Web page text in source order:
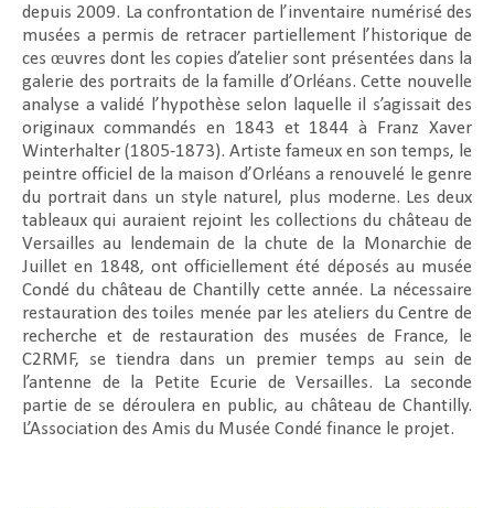
depuis 2009. La confrontation de l’inventaire numérisé des
musées a permis de retracer partiellement l’historique de
ces œuvres dont les copies d’atelier sont présentées dans la
galerie des portraits de la famille d’Orléans. Cette nouvelle
analyse a validé l’hypothèse selon laquelle il s’agissait des
originaux commandés en 1843 et 1844 à Franz Xaver
Winterhalter (1805-1873). Artiste fameux en son temps, le
peintre officiel de la maison d’Orléans a renouvelé le genre
du portrait dans un style naturel, plus moderne. Les deux
tableaux qui auraient rejoint les collections du château de
Versailles au lendemain de la chute de la Monarchie de
Juillet en 1848, ont officiellement été déposés au musée
Condé du château de Chantilly cette année. La nécessaire
restauration des toiles menée par les ateliers du Centre de
recherche et de restauration des musées de France, le
C2RMF, se tiendra dans un premier temps au sein de
l’antenne de la Petite Ecurie de Versailles. La seconde
partie de se déroulera en public, au château de Chantilly.
L’Association des Amis du Musée Condé finance le projet.